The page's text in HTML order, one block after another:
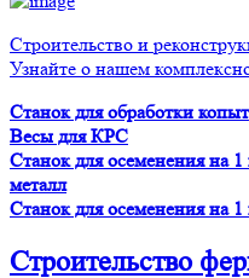
Строительство и
Узнайте о нашем
Станок для обработки копыт
Весы для КРС
Станок для осеменения на
металл
Станок для осеменения на
Строительство